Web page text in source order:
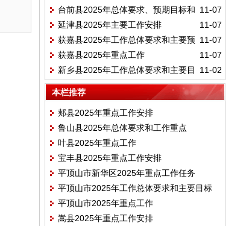
11-07
台前县2025年总体要求、预期目标和
重点任务
11-07
延津县2025年主要工作安排
11-07
获嘉县2025年工作总体要求和主要预
期目标
11-07
获嘉县2025年重点工作
11-02
新乡县2025年工作总体要求和主要目
标
本栏推荐
郏县2025年重点工作安排
鲁山县2025年总体要求和工作重点
叶县2025年重点工作
宝丰县2025年重点工作安排
平顶山市新华区2025年重点工作任务
平顶山市2025年工作总体要求和主要目标
平顶山市2025年重点工作
嵩县2025年重点工作安排